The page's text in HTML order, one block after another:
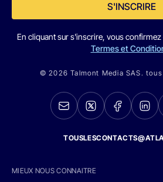
S'INSCRIRE
En cliquant sur s'inscrire, vous
Termes et
© 2026 Talmont Media SAS.
MIEUX NOUS CONNAITRE